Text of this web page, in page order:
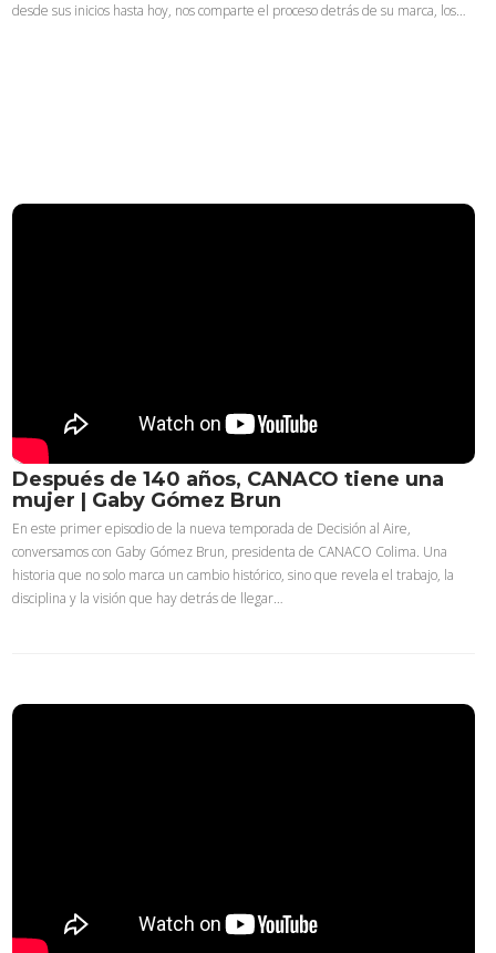
desde sus inicios hasta hoy, nos comparte el proceso detrás de su marca, los…
Después de 140 años, CANACO tiene una
mujer | Gaby Gómez Brun
En este primer episodio de la nueva temporada de Decisión al Aire,
conversamos con Gaby Gómez Brun, presidenta de CANACO Colima. Una
historia que no solo marca un cambio histórico, sino que revela el trabajo, la
disciplina y la visión que hay detrás de llegar…